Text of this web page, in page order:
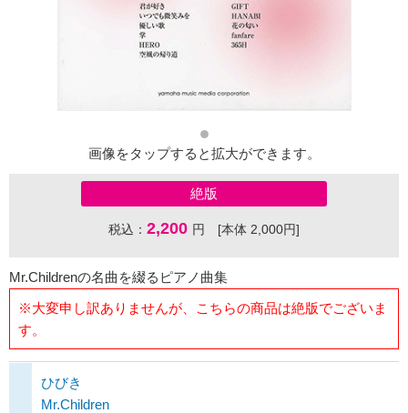
画像をタップすると拡大ができます。
絶版
税込： 2,200 円 [本体 2,000円]
Mr.Childrenの名曲を綴るピアノ曲集
※大変申し訳ありませんが、こちらの商品は絶版でございま
す。
ひびき
Mr.Children